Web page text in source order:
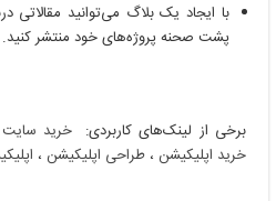
با ایجاد یک بلاگ می‌توانید مقالاتی
پشت صحنه پروژه‌های خود منتشر کنید.
برخی از لینک‌های کاربردی:خرید سایت
خرید اپلیکیشن ،طراحی اپلیکیشن ،